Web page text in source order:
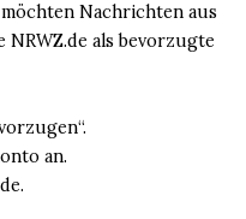
möchten Nachrichten aus
als bevorzugte
an.